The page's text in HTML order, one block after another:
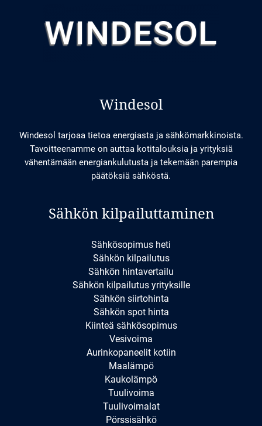
Windesol
Windesol tarjoaa tietoa energiasta ja sähkömarkkinoista.
Tavoitteenamme on auttaa kotitalouksia ja yrityksiä
vähentämään energiankulutusta ja tekemään parempia
päätöksiä sähköstä.
Sähkön kilpailuttaminen
Sähkösopimus heti
Sähkön kilpailutus
Sähkön hintavertailu
Sähkön kilpailutus yrityksille
Sähkön siirtohinta
Sähkön spot hinta
Kiinteä sähkösopimus
Vesivoima
Aurinkopaneelit kotiin
Maalämpö
Kaukolämpö
Tuulivoima
Tuulivoimalat
Pörssisähkö